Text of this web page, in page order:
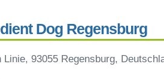
Dog Regensburg
Linie, 93055 Regensburg,